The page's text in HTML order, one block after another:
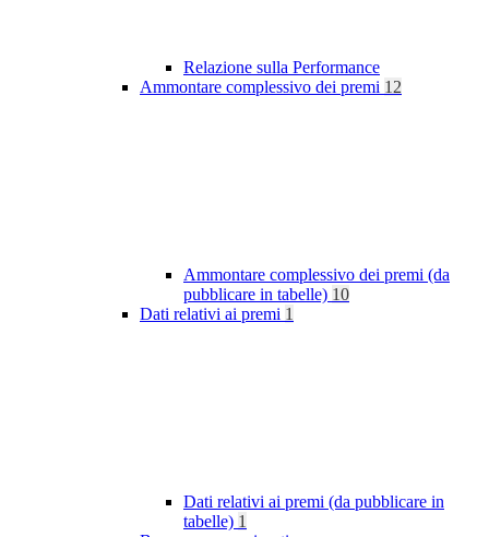
Relazione sulla Performance
Ammontare complessivo dei premi 12
Ammontare complessivo dei premi (da
pubblicare in tabelle) 10
Dati relativi ai premi 1
Dati relativi ai premi (da pubblicare in
tabelle) 1